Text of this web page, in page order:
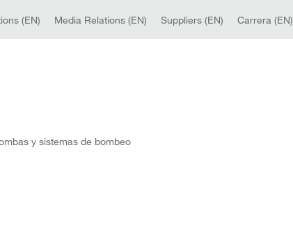
(EN) Media Relations (EN) Suppliers (EN) Carrera (EN)
y sistemas de bombeo